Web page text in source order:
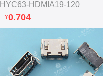
HYC63-HDMIA19-120
¥0.704